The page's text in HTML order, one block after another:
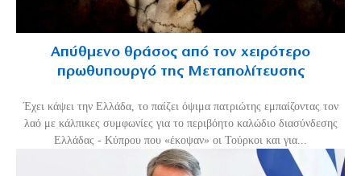
Απύθμενο θράσος από τον χειρότερο
πρωθυπουργό της Μεταπολίτευσης
Έχει κάψει την Ελλάδα, το παίζει όψιμα πατριώτης εμπαίζοντας τον
λαό με κάλπικες συμφωνίες για το περιβόητο καλώδιο διασύνδεσης
Ελλάδας - Κύπρου που «έκοψαν» οι Τούρκοι και για...